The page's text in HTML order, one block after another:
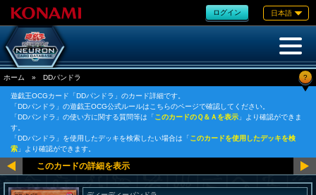
ログイン 日本語
ホーム » DDパンドラ ?
遊戯王OCGカード「DDパンドラ」のカード詳細です。
「DDパンドラ」の遊戯王OCG公式ルールはこちらのページで確認してください。
「DDパンドラ」の使い方に関する質問等は「このカードのＱ＆Ａを表示 」より確認ができま
す。
「DDパンドラ」を使用したデッキを検索したい場合は「このカードを使用したデッキを検
索 」より確認ができます。